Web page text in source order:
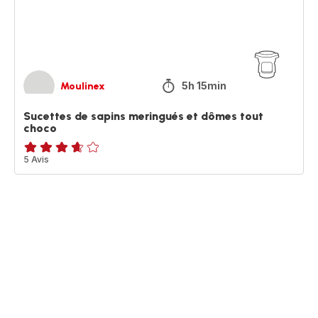
Moulinex 5h 15min
Sucettes de sapins meringués et dômes tout
choco
ratings.3.6
5 Avis